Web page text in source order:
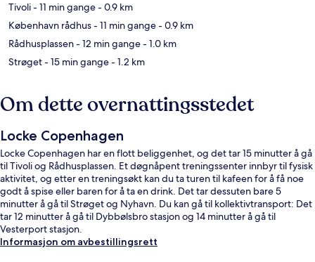
Tivoli- 11 min gange- 0.9 km
København rådhus- 11 min gange- 0.9 km
Rådhusplassen- 12 min gange- 1.0 km
Strøget- 15 min gange- 1.2 km
Om dette overnattingsstedet
Locke Copenhagen
Locke Copenhagen har en flott beliggenhet, og det tar 15 minutter å gå
til Tivoli og Rådhusplassen. Et døgnåpent treningssenter innbyr til fysisk
aktivitet, og etter en treningsøkt kan du ta turen til kafeen for å få noe
godt å spise eller baren for å ta en drink. Det tar dessuten bare 5
minutter å gå til Strøget og Nyhavn. Du kan gå til kollektivtransport: Det
tar 12 minutter å gå til Dybbølsbro stasjon og 14 minutter å gå til
Vesterport stasjon.
Informasjon om avbestillingsrett